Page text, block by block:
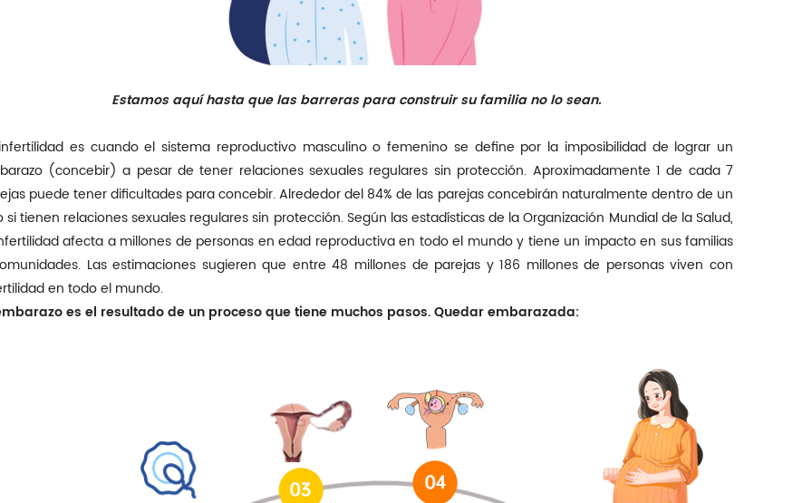
Estamos aquí hasta que las barreras para construir su familia no lo sean.
es cuando el sistema reproductivo masculino o femenino se define por la imposibilidad de lograr un
(concebir) a pesar de tener relaciones sexuales regulares sin protección. Aproximadamente 1 de cada 7
puede tener dificultades para concebir. Alrededor del 84% de las parejas concebirán naturalmente dentro de un
si tienen relaciones sexuales regulares sin protección. Según las estadísticas de la Organización Mundial de la Salud,
afecta a millones de personas en edad reproductiva en todo el mundo y tiene un impacto en sus familias
Las estimaciones sugieren que entre 48 millones de parejas y 186 millones de personas viven con
en todo el mundo.
es el resultado de un proceso que tiene muchos pasos. Quedar embarazada: